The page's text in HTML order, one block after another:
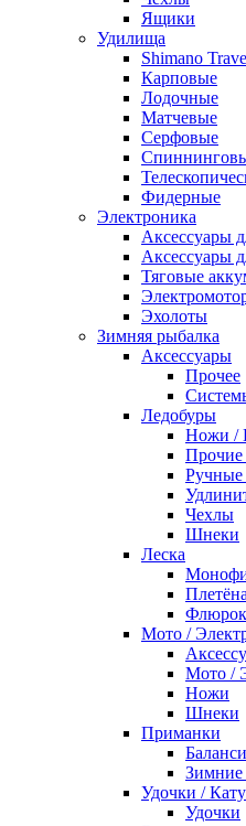
Ящики
Удилища
Shimano
Карповые
Лодочные
Матчевые
Серфовые
Фидерные
Электроника
Аксессуары
Аксессуары
Тяговые
Эхолоты
Зимняя рыбалка
Аксессуары
Прочее
Ледобуры
Ножи /
Прочие
Ручные
Чехлы
Шнеки
Леска
Мото /
Мото /
Ножи
Шнеки
Приманки
Зимние
Удочки /
Удочки